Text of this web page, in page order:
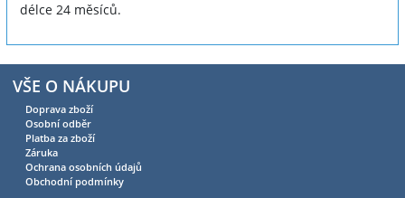
délce 24 měsíců.
VŠE O NÁKUPU
Doprava zboží
Osobní odběr
Platba za zboží
Záruka
Ochrana osobních údajů
Obchodní podmínky